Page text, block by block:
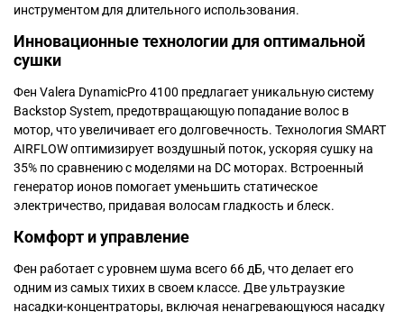
инструментом для длительного использования.
Инновационные технологии для оптимальной
сушки
Фен Valera DynamicPro 4100 предлагает уникальную систему
Backstop System, предотвращающую попадание волос в
мотор, что увеличивает его долговечность. Технология SMART
AIRFLOW оптимизирует воздушный поток, ускоряя сушку на
35% по сравнению с моделями на DC моторах. Встроенный
генератор ионов помогает уменьшить статическое
электричество, придавая волосам гладкость и блеск.
Комфорт и управление
Фен работает с уровнем шума всего 66 дБ, что делает его
одним из самых тихих в своем классе. Две ультраузкие
насадки-концентраторы, включая ненагревающуюся насадку